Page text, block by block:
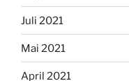
Juli 2021
Mai 2021
April 2021